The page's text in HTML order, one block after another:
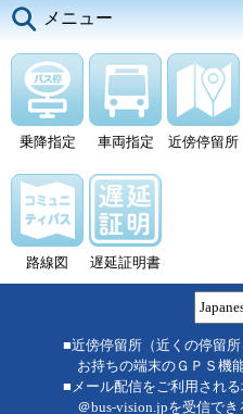
メニュー
乗降指定 車両指定 近傍停留所
路線図 遅延証明書
■近傍停留所（近くの停留所
お持ちの端末のＧＰＳ機
■メール配信をご利用される
＠bus-vision.jpを受信でき